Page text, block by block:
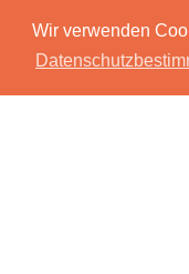
Wir verwenden